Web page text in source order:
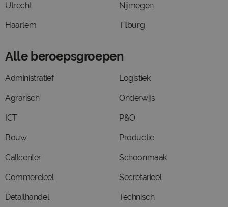
Utrecht
Haarlem
Nijmegen
Tilburg
Alle beroepsgroepen
Administratief
Agrarisch
ICT
Bouw
Callcenter
Commercieel
Detailhandel
Logistiek
Onderwijs
P&O
Productie
Schoonmaak
Secretarieel
Technisch